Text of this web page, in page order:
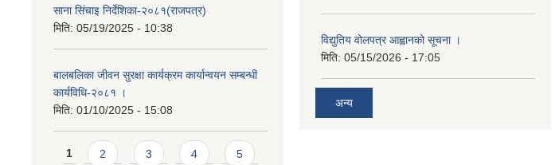
साना सिंचाइ निर्देशिका-२०८१(राजपत्र)
मिति: 05/19/2025 - 10:38
बालबलिका जीवन सुरक्षा कार्यक्रम कार्यान्वयन सम्बन्धी
कार्यविधि-२०८१ ।
मिति: 01/10/2025 - 15:08
Pages
1 2 3 4 5
विद्युतिय वोलपत्र आह्वानको सूचना ।
मिति: 05/15/2026 - 17:05
अन्य